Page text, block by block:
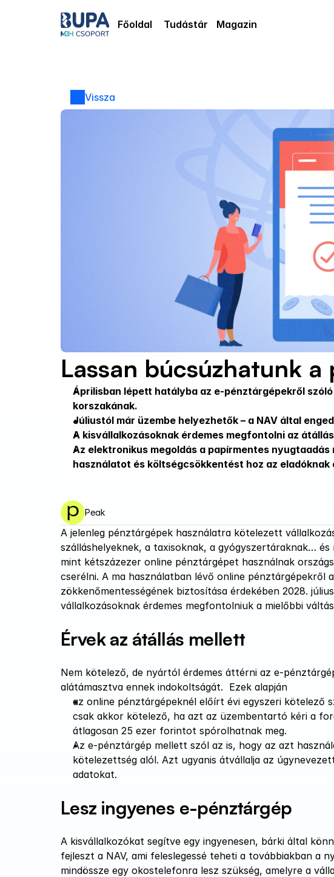
Főoldal Tudástár Magazin
Vissza
Lassan búcsúzhatunk
Áprilisban lépett hatályba az e-pénztárgépekről
korszakának.
Júliustól már üzembe helyezhetők – a NAV által
A kisvállalkozásoknak érdemes megfontolni az
Az elektronikus megoldás a papírmentes
használatot és költségcsökkentést hoz az
Peak
A jelenleg pénztárgépek használatra kötelezett
szálláshelyeknek, a taxisoknak, a gyógyszertáraknak…
mint kétszázezer online pénztárgépet használnak
cserélni. A ma használatban lévő online
zökkenőmentességének biztosítása érdekében 2028.
vállalkozásoknak érdemes megfontolniuk a mielőbbi
Érvek az átállás mellett
Nem kötelező, de nyártól érdemes áttérni az e-
alátámasztva ennek indokoltságát.  Ezek alapján
az online pénztárgépeknél előírt évi egyszeri kötelező
csak akkor kötelező, ha azt az üzembentartó kéri a
átlagosan 25 ezer forintot spórolhatnak meg.
Az e-pénztárgép mellett szól az is, hogy az azt
kötelezettség alól. Azt ugyanis átvállalja az
adatokat.
Lesz ingyenes e-pénztárgép
A kisvállalkozókat segítve egy ingyenesen, bárki által
fejleszt a NAV, ami feleslegessé teheti a továbbiakban a
mindössze egy okostelefonra lesz szükség, amelyre a